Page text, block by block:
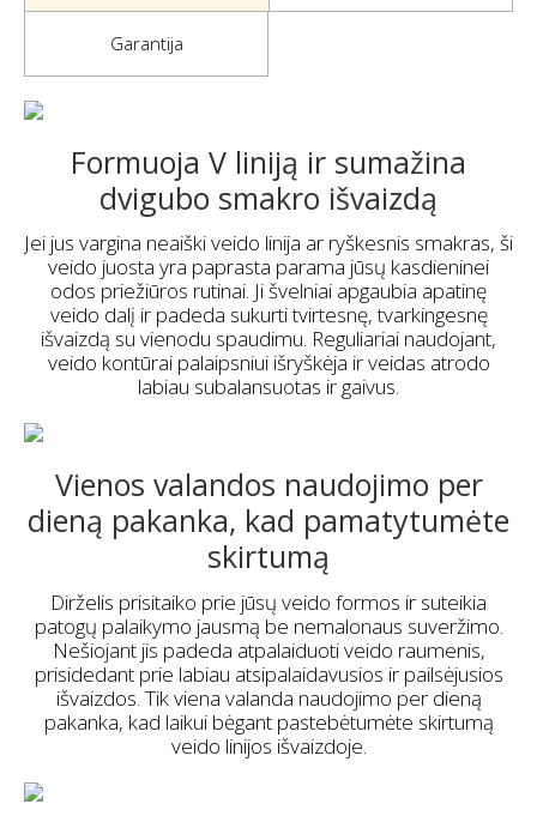
Garantija
Formuoja V liniją ir sumažina
dvigubo smakro išvaizdą
Jei jus vargina neaiški veido linija ar ryškesnis smakras, ši
veido juosta yra paprasta parama jūsų kasdieninei
odos priežiūros rutinai. Ji švelniai apgaubia apatinę
veido dalį ir padeda sukurti tvirtesnę, tvarkingesnę
išvaizdą su vienodu spaudimu. Reguliariai naudojant,
veido kontūrai palaipsniui išryškėja ir veidas atrodo
labiau subalansuotas ir gaivus.
Vienos valandos naudojimo per
dieną pakanka, kad pamatytumėte
skirtumą
Dirželis prisitaiko prie jūsų veido formos ir suteikia
patogų palaikymo jausmą be nemalonaus suveržimo.
Nešiojant jis padeda atpalaiduoti veido raumenis,
prisidedant prie labiau atsipalaidavusios ir pailsėjusios
išvaizdos. Tik viena valanda naudojimo per dieną
pakanka, kad laikui bėgant pastebėtumėte skirtumą
veido linijos išvaizdoje.